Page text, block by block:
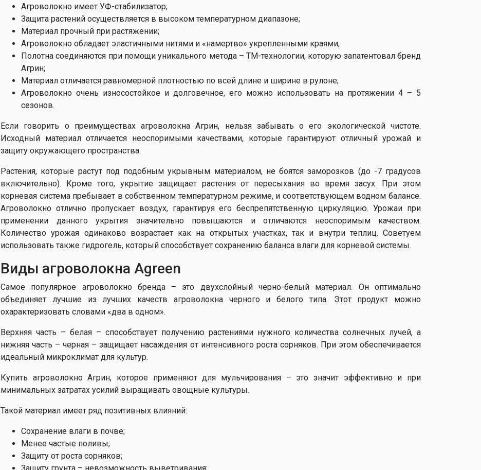
Агроволокно имеет УФ-стабилизатор;
Защита растений осуществляется в высоком температурном диапазоне;
Материал прочный при растяжении;
Агроволокно обладает эластичными нитями и «намертво» укрепленными краями;
Полотна соединяются при помощи уникального метода – ТМ-технологии, которую запатентовал бренд
Агрин;
Материал отличается равномерной плотностью по всей длине и ширине в рулоне;
Агроволокно очень износостойкое и долговечное, его можно использовать на протяжении 4 – 5
сезонов.
Если говорить о преимуществах агроволокна Агрин, нельзя забывать о его экологической чистоте.
Исходный материал отличается неоспоримыми качествами, которые гарантируют отличный урожай и
защиту окружающего пространства.
Растения, которые растут под подобным укрывным материалом, не боятся заморозков (до -7 градусов
включительно). Кроме того, укрытие защищает растения от пересыхания во время засух. При этом
корневая система пребывает в собственном температурном режиме, и соответствующем водном балансе.
Агроволокно отлично пропускает воздух, гарантируя его беспрепятственную циркуляцию. Урожаи при
применении данного укрытия значительно повышаются и отличаются неоспоримым качеством.
Количество урожая одинаково возрастает как на открытых участках, так и внутри теплиц. Советуем
использовать также гидрогель, который способствует сохранению баланса влаги для корневой системы.
Виды агроволокна Agreen
Самое популярное агроволокно бренда – это двухслойный черно-белый материал. Он оптимально
объединяет лучшие из лучших качеств агроволокна черного и белого типа. Этот продукт можно
охарактеризовать словами «два в одном».
Верхняя часть – белая – способствует получению растениями нужного количества солнечных лучей, а
нижняя часть – черная – защищает насаждения от интенсивного роста сорняков. При этом обеспечивается
идеальный микроклимат для культур.
Купить агроволокно Агрин, которое применяют для мульчирования – это значит эффективно и при
минимальных затратах усилий выращивать овощные культуры.
Такой материал имеет ряд позитивных влияний:
Сохранение влаги в почве;
Менее частые поливы;
Защиту от роста сорняков;